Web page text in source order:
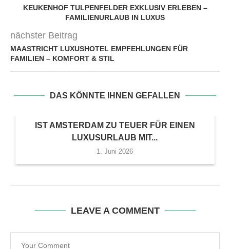
KEUKENHOF TULPENFELDER EXKLUSIV ERLEBEN –
FAMILIENURLAUB IN LUXUS
nächster Beitrag
MAASTRICHT LUXUSHOTEL EMPFEHLUNGEN FÜR
FAMILIEN – KOMFORT & STIL
DAS KÖNNTE IHNEN GEFALLEN
IST AMSTERDAM ZU TEUER FÜR EINEN
LUXUSURLAUB MIT...
1. Juni 2026
LEAVE A COMMENT